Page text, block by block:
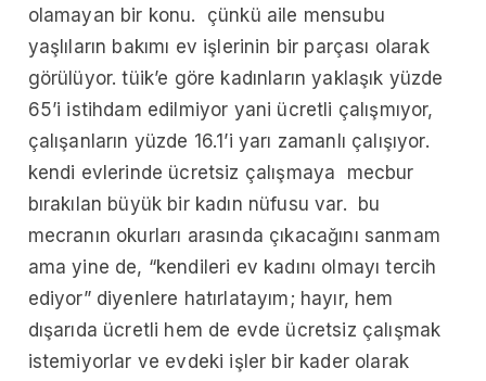
olamayan bir konu. çünkü aile mensubu
yaşlıların bakımı ev işlerinin bir parçası olarak
görülüyor. tüik’e göre kadınların yaklaşık yüzde
65’i istihdam edilmiyor yani ücretli çalışmıyor,
çalışanların yüzde 16.1’i yarı zamanlı çalışıyor.
kendi evlerinde ücretsiz çalışmaya mecbur
bırakılan büyük bir kadın nüfusu var. bu
mecranın okurları arasında çıkacağını sanmam
ama yine de, “kendileri ev kadını olmayı tercih
ediyor” diyenlere hatırlatayım; hayır, hem
dışarıda ücretli hem de evde ücretsiz çalışmak
istemiyorlar ve evdeki işler bir kader olarak